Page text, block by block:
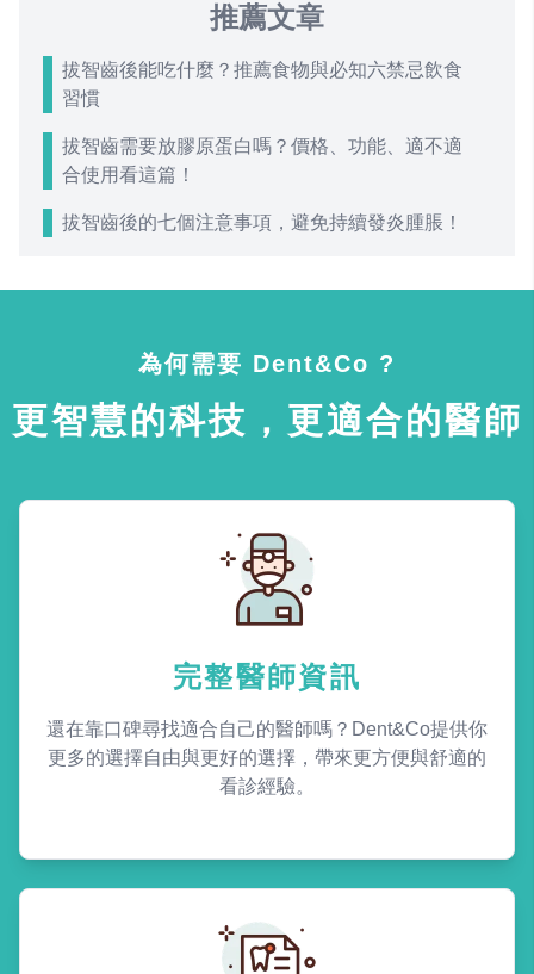
推薦文章
拔智齒後能吃什麼？推薦食物與必知六禁忌飲食
習慣
拔智齒需要放膠原蛋白嗎？價格、功能、適不適
合使用看這篇！
拔智齒後的七個注意事項，避免持續發炎腫脹！
為何需要 Dent&Co ?
更智慧的科技，更適合的醫師
完整醫師資訊
還在靠口碑尋找適合自己的醫師嗎？Dent&Co提供你
更多的選擇自由與更好的選擇，帶來更方便與舒適的
看診經驗。